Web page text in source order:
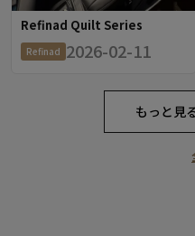
Refinad Quilt Series
Refinad 2026-02-11
もっと見